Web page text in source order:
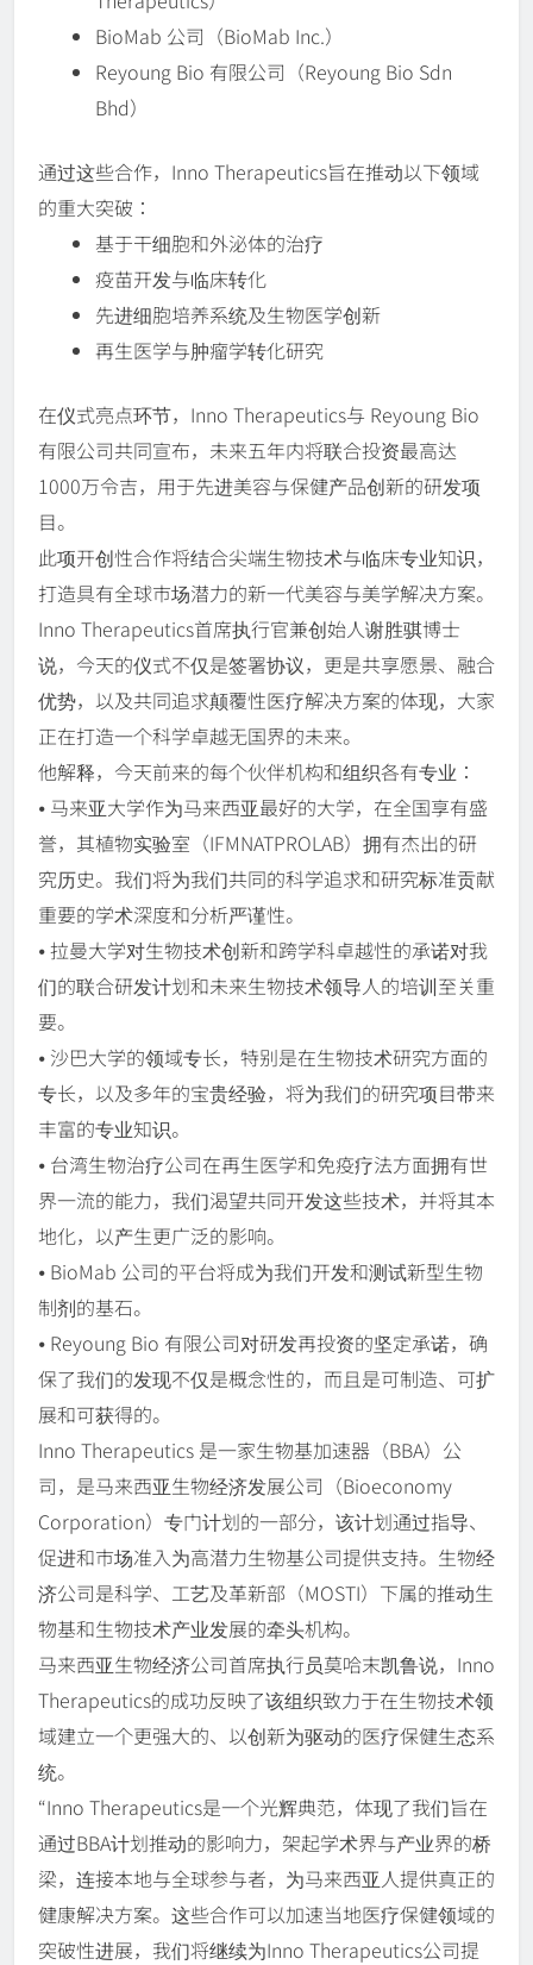
BioMab 公司（BioMab Inc.）
Reyoung Bio 有限公司（Reyoung Bio Sdn
Bhd）
通过这些合作，Inno Therapeutics旨在推动以下领域
的重大突破：
基于干细胞和外泌体的治疗
疫苗开发与临床转化
先进细胞培养系统及生物医学创新
再生医学与肿瘤学转化研究
在仪式亮点环节，Inno Therapeutics与 Reyoung Bio
有限公司共同宣布，未来五年内将联合投资最高达
1000万令吉，用于先进美容与保健产品创新的研发项
目。
此项开创性合作将结合尖端生物技术与临床专业知识，
打造具有全球市场潜力的新一代美容与美学解决方案。
Inno Therapeutics首席执行官兼创始人谢胜骐博士
说，今天的仪式不仅是签署协议，更是共享愿景、融合
优势，以及共同追求颠覆性医疗解决方案的体现，大家
正在打造一个科学卓越无国界的未来。
他解释，今天前来的每个伙伴机构和组织各有专业：
⦁ 马来亚大学作为马来西亚最好的大学，在全国享有盛
誉，其植物实验室（IFMNATPROLAB）拥有杰出的研
究历史。我们将为我们共同的科学追求和研究标准贡献
重要的学术深度和分析严谨性。
⦁ 拉曼大学对生物技术创新和跨学科卓越性的承诺对我
们的联合研发计划和未来生物技术领导人的培训至关重
要。
⦁ 沙巴大学的领域专长，特别是在生物技术研究方面的
专长，以及多年的宝贵经验，将为我们的研究项目带来
丰富的专业知识。
⦁ 台湾生物治疗公司在再生医学和免疫疗法方面拥有世
界一流的能力，我们渴望共同开发这些技术，并将其本
地化，以产生更广泛的影响。
⦁ BioMab 公司的平台将成为我们开发和测试新型生物
制剂的基石。
⦁ Reyoung Bio 有限公司对研发再投资的坚定承诺，确
保了我们的发现不仅是概念性的，而且是可制造、可扩
展和可获得的。
Inno Therapeutics 是一家生物基加速器（BBA）公
司，是马来西亚生物经济发展公司（Bioeconomy
Corporation）专门计划的一部分，该计划通过指导、
促进和市场准入为高潜力生物基公司提供支持。生物经
济公司是科学、工艺及革新部（MOSTI）下属的推动生
物基和生物技术产业发展的牵头机构。
马来西亚生物经济公司首席执行员莫哈末凯鲁说，Inno
Therapeutics的成功反映了该组织致力于在生物技术领
域建立一个更强大的、以创新为驱动的医疗保健生态系
统。
“Inno Therapeutics是一个光辉典范，体现了我们旨在
通过BBA计划推动的影响力，架起学术界与产业界的桥
梁，连接本地与全球参与者，为马来西亚人提供真正的
健康解决方案。这些合作可以加速当地医疗保健领域的
突破性进展，我们将继续为Inno Therapeutics公司提